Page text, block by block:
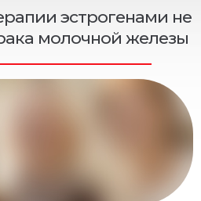
эстрогенами не
молочной железы